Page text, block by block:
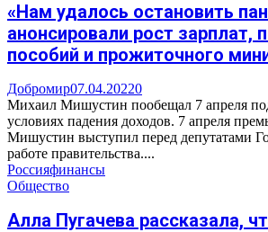
«Нам удалось остановить
анонсировали рост зарплат,
пособий и прожиточного
Добромир07.04.20220
Михаил Мишустин пообещал 7 апреля
условиях падения доходов. 7 апреля
Мишустин выступил перед депутатами
работе правительства....
Россияфинансы
Общество
Алла Пугачева рассказала,